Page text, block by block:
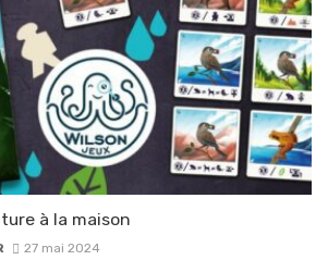
à la maison
27 mai 2024